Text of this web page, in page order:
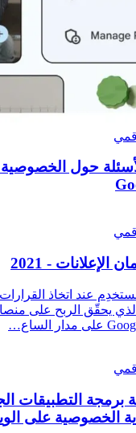
حول
الإعلانات - 2021
عند اتخاذ
يحقّق الربح على
الخصوصية على